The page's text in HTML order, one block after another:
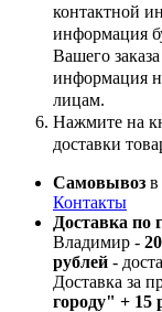
контактной
информация
Вашего
информация
лицам.
Нажмите на
доставки
Самовывоз в
Контакты
Доставка по
Владимир -
рублей -
Доставка за
городу" + 15